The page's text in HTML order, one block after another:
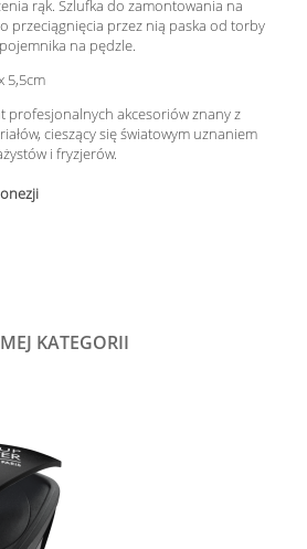
rąk. Szlufka do zamontowania na
przeciągnięcia przez nią paska od torby
na pędzle.
5,5cm
profesjonalnych akcesoriów znany z
cieszący się światowym uznaniem
i fryzjerów.
KATEGORII